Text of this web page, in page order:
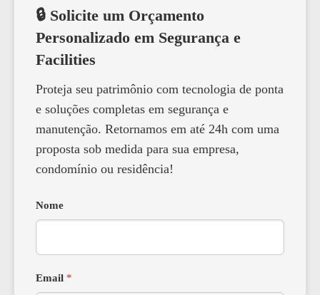
🔒 Solicite um Orçamento
Personalizado em Segurança e
Facilities
Proteja seu patrimônio com tecnologia de ponta
e soluções completas em segurança e
manutenção. Retornamos em até 24h com uma
proposta sob medida para sua empresa,
condomínio ou residência!
Nome
Email *